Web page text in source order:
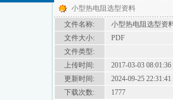
小型热电阻选型资料
文件名称:
小型热电阻选型资
文件大小:
PDF
文件类型:
上传时间:
2017-03-03 08:01:36
更新时间:
2024-09-25 22:31:41
下载次数:
1777